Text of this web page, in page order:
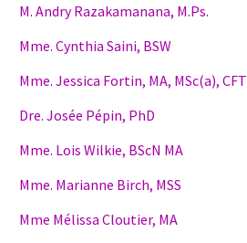
M. Andry Razakamanana, M.Ps.
Mme. Cynthia Saini, BSW
Mme. Jessica Fortin, MA, MSc(a), CFT
Dre. Josée Pépin, PhD
Mme. Lois Wilkie, BScN MA
Mme. Marianne Birch, MSS
Mme Mélissa Cloutier, MA